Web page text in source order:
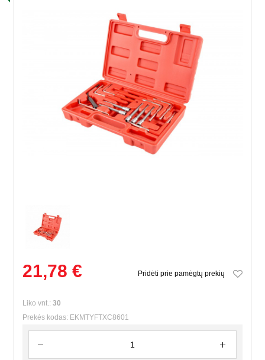
21,78 € Pridėti prie pamėgtų prekių
Liko vnt.:30
Prekės kodas: EKMTYFTXC8601